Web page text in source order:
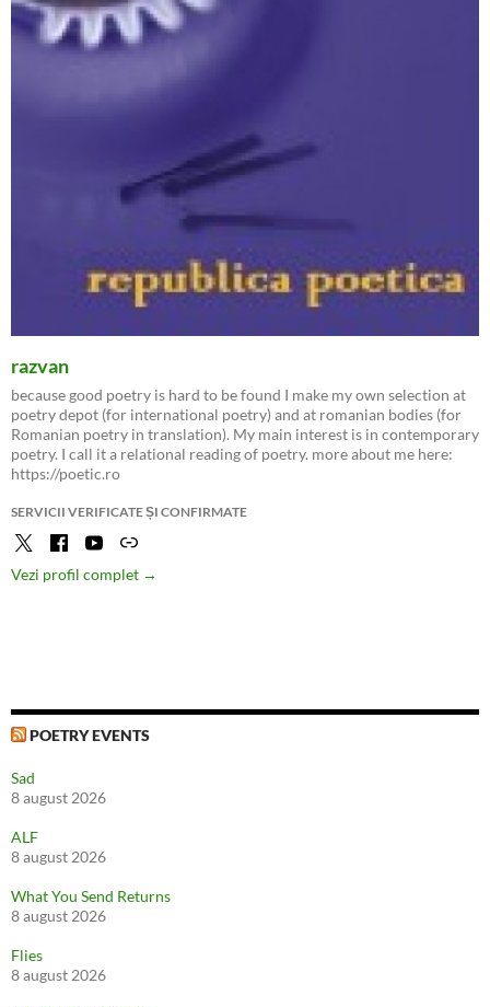
razvan
because good poetry is hard to be found I make my own selection at
poetry depot (for international poetry) and at romanian bodies (for
Romanian poetry in translation). My main interest is in contemporary
poetry. I call it a relational reading of poetry. more about me here:
https://poetic.ro
SERVICII VERIFICATE ȘI CONFIRMATE
Vezi profil complet →
POETRY EVENTS
Sad
8 august 2026
ALF
8 august 2026
What You Send Returns
8 august 2026
Flies
8 august 2026